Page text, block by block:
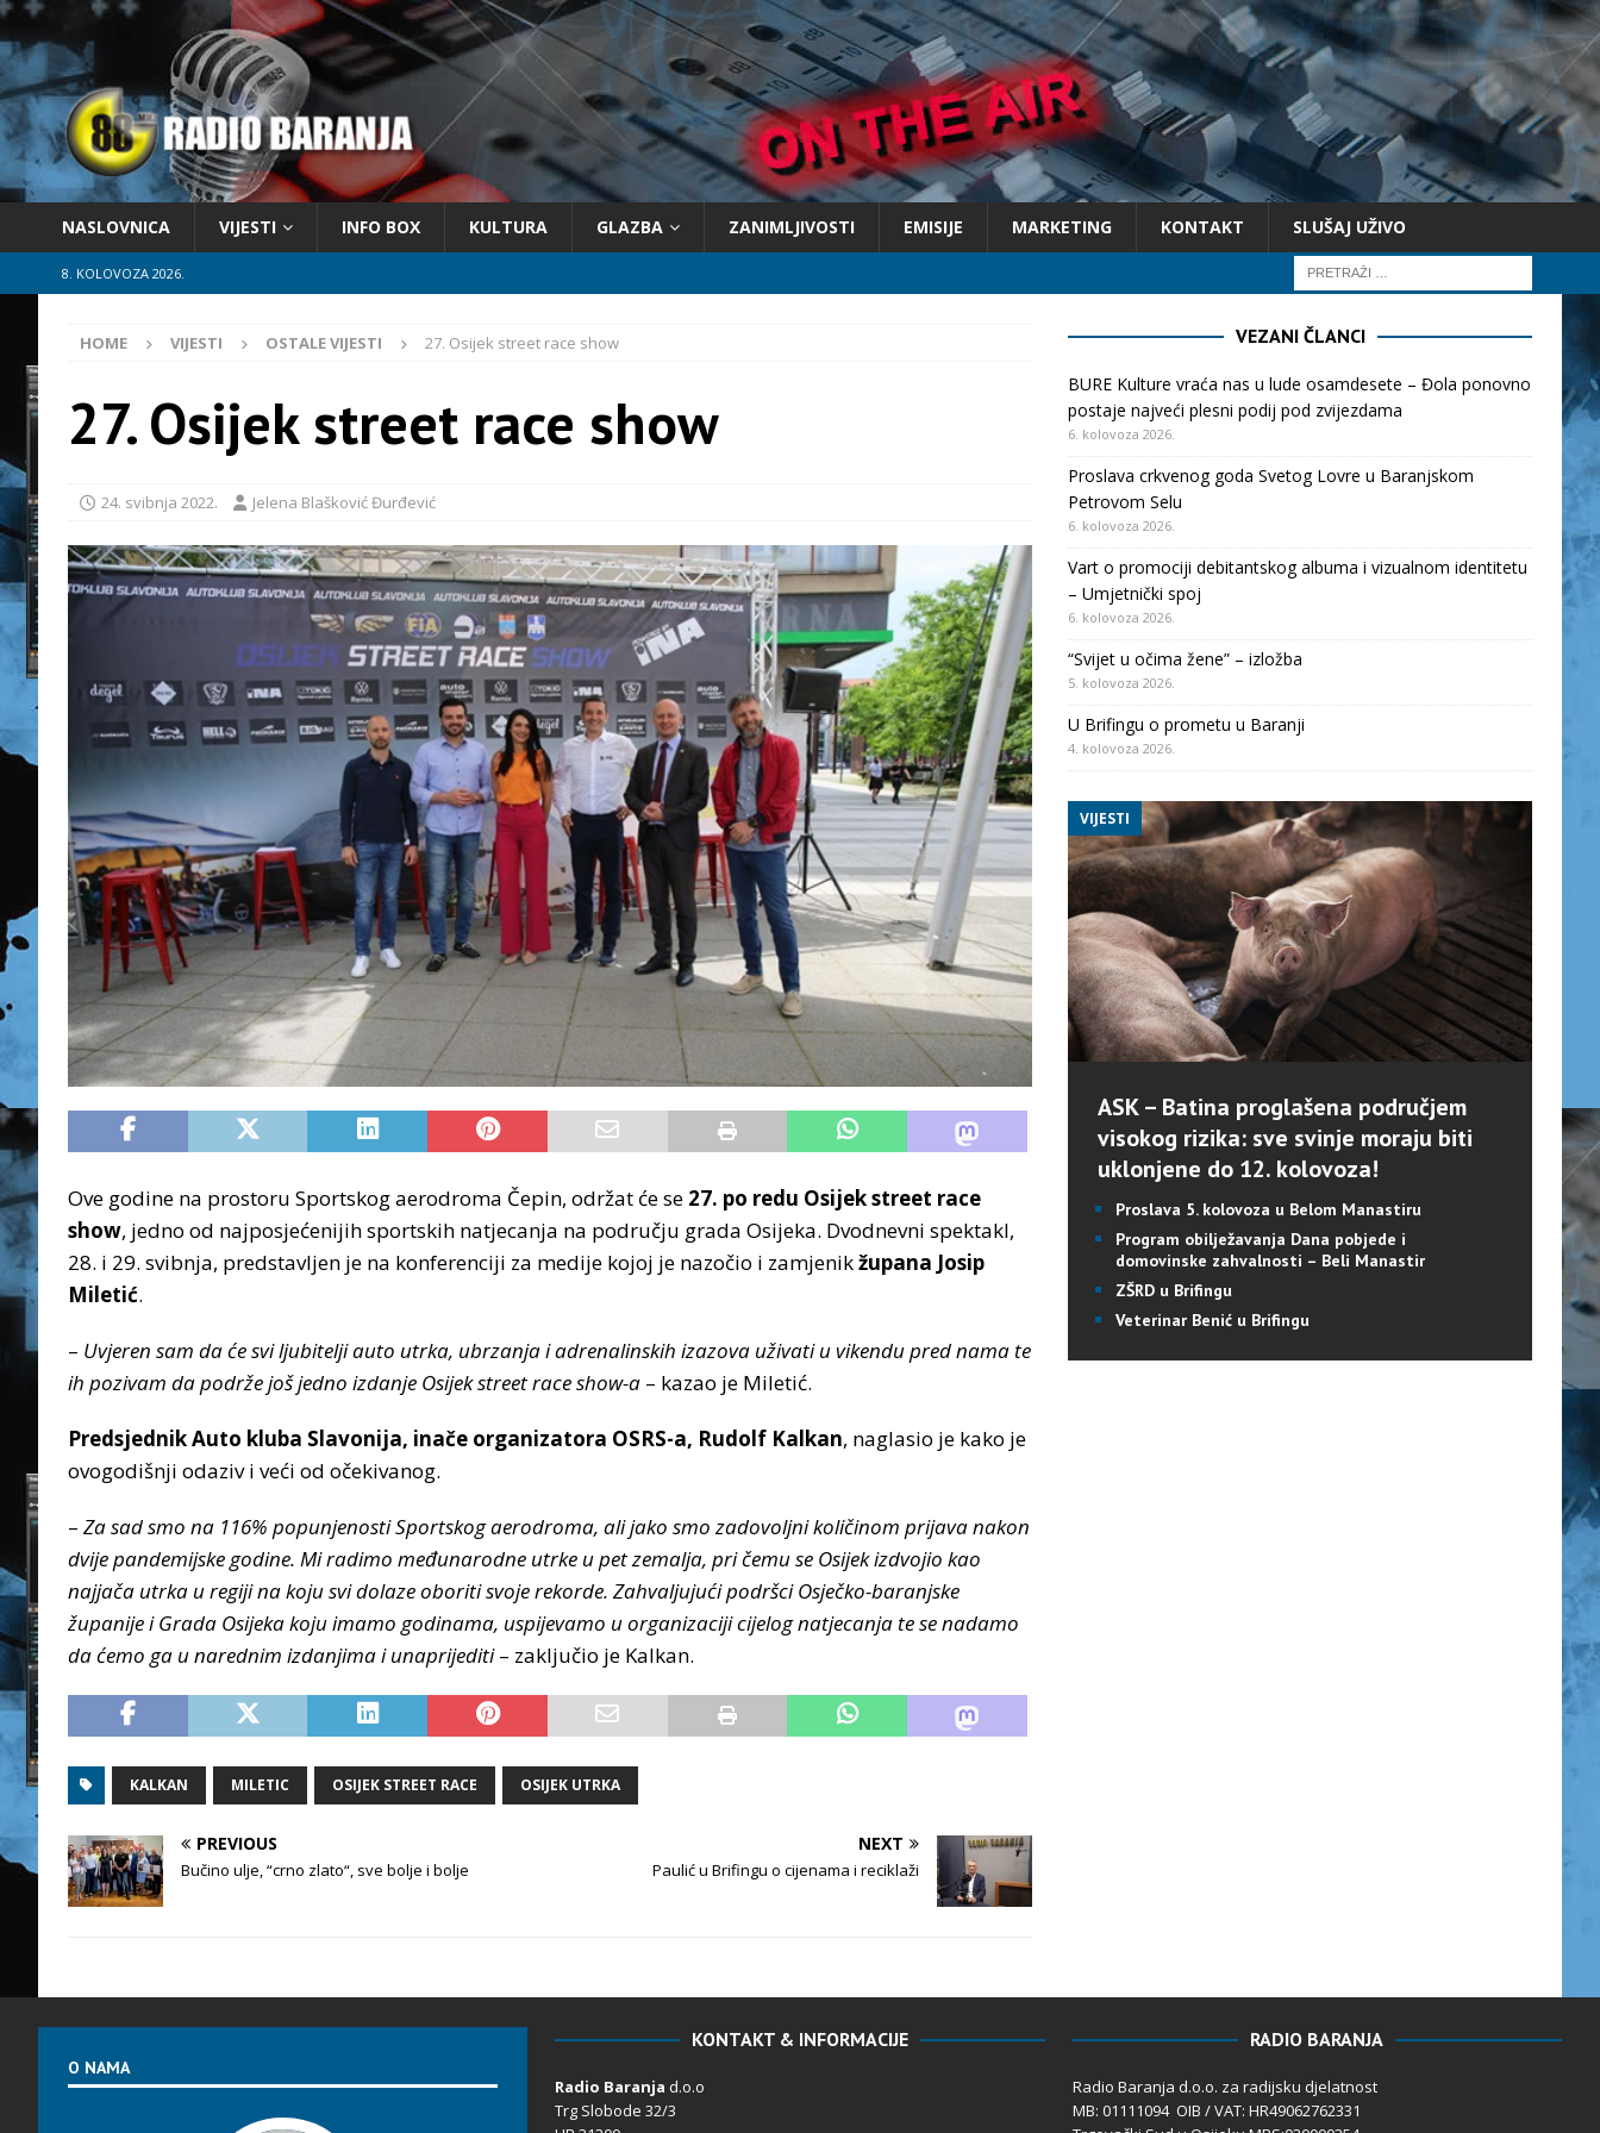
NASLOVNICA VIJESTI INFO BOX KULTURA GLAZBA ZANIMLJIVOSTI EMISIJE MARKETING KONTAKT SLUŠAJ UŽIVO
8. KOLOVOZA 2026.
HOME VIJESTI OSTALE VIJESTI 27. Osijek street race show
27. Osijek street race show
24. svibnja 2022. Jelena Blašković Đurđević
Ove godine na prostoru Sportskog aerodroma Čepin, održat će se 27. po redu Osijek street race
show, jedno od najposjećenijih sportskih natjecanja na području grada Osijeka. Dvodnevni spektakl,
28. i 29. svibnja, predstavljen je na konferenciji za medije kojoj je nazočio i zamjenikžupana Josip
Miletić.
– Uvjeren sam da će svi ljubitelji auto utrka, ubrzanja i adrenalinskih izazova uživati u vikendu pred nama te
ih pozivam da podrže još jedno izdanje Osijek street race show-a – kazao je Miletić.
Predsjednik Auto kluba Slavonija, inače organizatora OSRS-a, Rudolf Kalkan, naglasio je kako je
ovogodišnji odaziv i veći od očekivanog.
– Za sad smo na 116% popunjenosti Sportskog aerodroma, ali jako smo zadovoljni količinom prijava nakon
dvije pandemijske godine. Mi radimo međunarodne utrke u pet zemalja, pri čemu se Osijek izdvojio kao
najjača utrka u regiji na koju svi dolaze oboriti svoje rekorde. Zahvaljujući podršci Osječko-baranjske
županije i Grada Osijeka koju imamo godinama, uspijevamo u organizaciji cijelog natjecanja te se nadamo
da ćemo ga u narednim izdanjima i unaprijediti– zaključio je Kalkan.
KALKAN MILETIC OSIJEK STREET RACE OSIJEK UTRKA
PREVIOUS
Bučino ulje, “crno zlato“, sve bolje i bolje
NEXT
Paulić u Brifingu o cijenama i reciklaži
VEZANI ČLANCI
BURE Kulture vraća nas u lude osamdesete – Đola ponovno
postaje najveći plesni podij pod zvijezdama
6. kolovoza 2026.
Proslava crkvenog goda Svetog Lovre u Baranjskom
Petrovom Selu
6. kolovoza 2026.
Vart o promociji debitantskog albuma i vizualnom identitetu
– Umjetnički spoj
6. kolovoza 2026.
“Svijet u očima žene” – izložba
5. kolovoza 2026.
U Brifingu o prometu u Baranji
4. kolovoza 2026.
VIJESTI
ASK – Batina proglašena područjem
visokog rizika: sve svinje moraju biti
uklonjene do 12. kolovoza!
Proslava 5. kolovoza u Belom Manastiru
Program obilježavanja Dana pobjede i
domovinske zahvalnosti – Beli Manastir
ZŠRD u Brifingu
Veterinar Benić u Brifingu
O NAMA
KONTAKT & INFORMACIJE
Radio Baranja d.o.o
Trg Slobode 32/3
RADIO BARANJA
Radio Baranja d.o.o. za radijsku djelatnost
MB: 01111094 OIB / VAT: HR49062762331